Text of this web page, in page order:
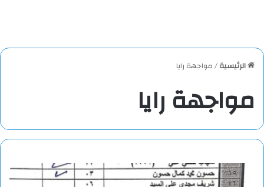
الرئيسية/مواجهة رايا
مواجهة رايا